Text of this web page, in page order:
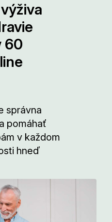
60
správna
pomáhať
v každom
hneď